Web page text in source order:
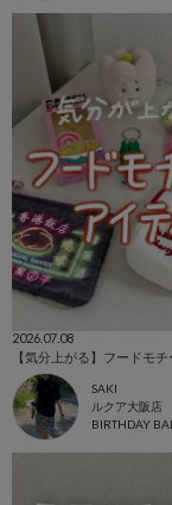
2026.07.08
【気分上がる】フードモ
SAKI
ルクア大阪店
BIRTHDAY